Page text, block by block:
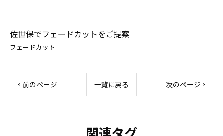
佐世保でフェードカットをご提案
フェードカット
< 前のページ 一覧に戻る 次のページ >